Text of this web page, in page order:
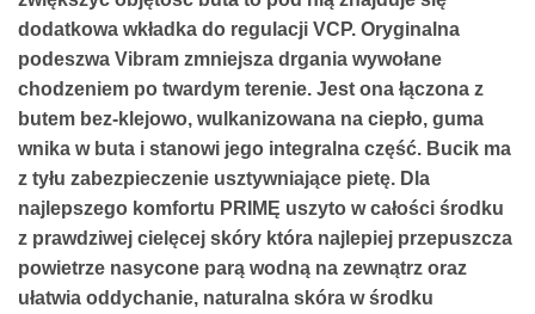
dodatkowa wkładka do regulacji VCP. Oryginalna
podeszwa Vibram zmniejsza drgania wywołane
chodzeniem po twardym terenie. Jest ona łączona z
butem bez-klejowo, wulkanizowana na ciepło, guma
wnika w buta i stanowi jego integralna część. Bucik ma
z tyłu zabezpieczenie usztywniające pietę. Dla
najlepszego komfortu PRIMĘ uszyto w całości środku
z prawdziwej cielęcej skóry która najlepiej przepuszcza
powietrze nasycone parą wodną na zewnątrz oraz
ułatwia oddychanie, naturalna skóra w środku